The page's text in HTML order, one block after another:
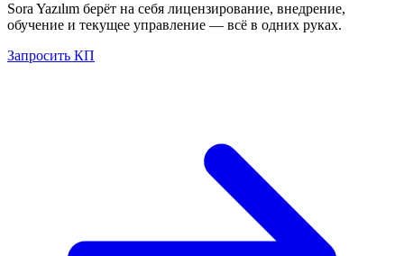
Sora Yazılım берёт на себя лицензирование, внедрение,
обучение и текущее управление — всё в одних руках.
Запросить КП